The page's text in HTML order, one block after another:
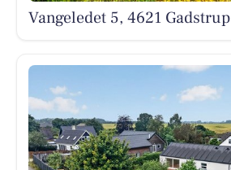
Vangeledet 5, 4621 Gadstrup